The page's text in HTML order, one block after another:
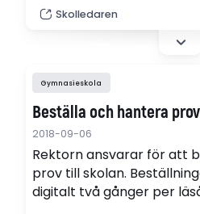
förändring av
grad om de som står
möjligheter att förändra
till exempel…
Skolledaren
Gymnasieskola
Beställa och hantera
2018-09-06
Rektorn ansvarar för att
prov till skolan.
digitalt två gånger per